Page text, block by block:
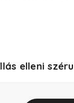
elleni